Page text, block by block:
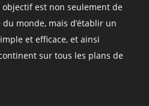
est non seulement de
monde, mais d’établir un
et efficace, et ainsi
sur tous les plans de